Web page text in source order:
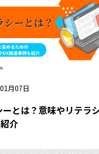
月07日
ーとは？意味やリテラ
介